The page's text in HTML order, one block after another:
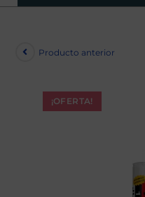
¡OFERTA!
Producto anterior